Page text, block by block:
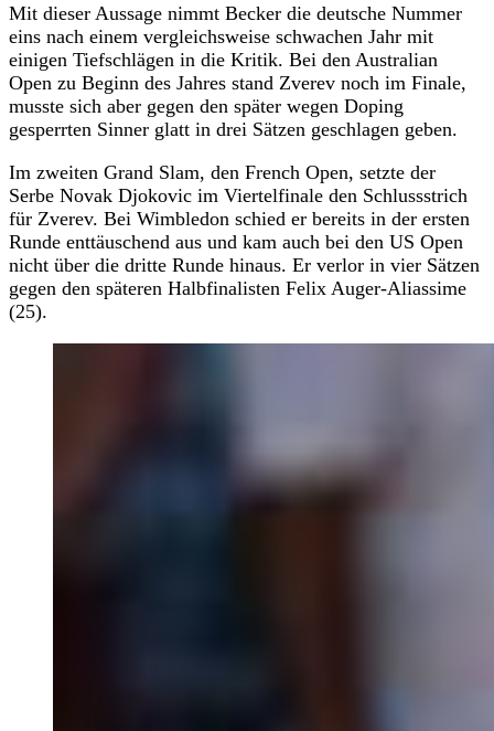
Mit dieser Aussage nimmt Becker die deutsche Nummer
eins nach einem vergleichsweise schwachen Jahr mit
einigen Tiefschlägen in die Kritik. Bei den Australian
Open zu Beginn des Jahres stand Zverev noch im Finale,
musste sich aber gegen den später wegen Doping
gesperrten Sinner glatt in drei Sätzen geschlagen geben.
Im zweiten Grand Slam, den French Open, setzte der
Serbe Novak Djokovic im Viertelfinale den Schlussstrich
für Zverev. Bei Wimbledon schied er bereits in der ersten
Runde enttäuschend aus und kam auch bei den US Open
nicht über die dritte Runde hinaus. Er verlor in vier Sätzen
gegen den späteren Halbfinalisten Felix Auger-Aliassime
(25).